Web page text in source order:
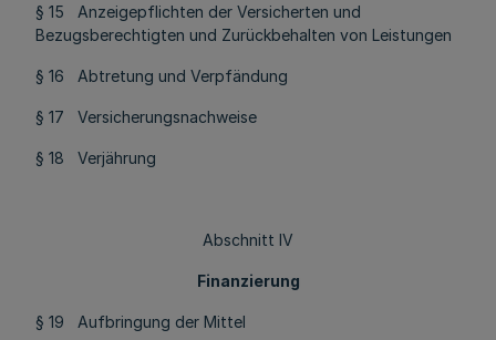
§ 15 Anzeigepflichten der Versicherten und
Bezugsberechtigten und Zurückbehalten von Leistungen
§ 16 Abtretung und Verpfändung
§ 17 Versicherungsnachweise
§ 18 Verjährung
Abschnitt IV
Finanzierung
§ 19 Aufbringung der Mittel